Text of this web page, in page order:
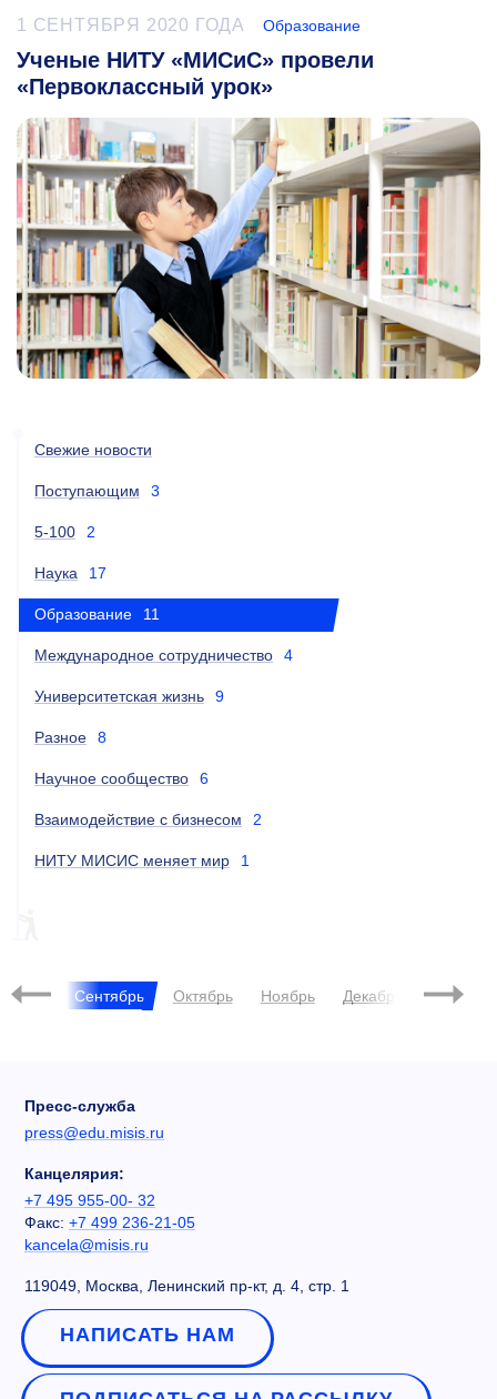
1 СЕНТЯБРЯ 2020 ГОДА Образование
Ученые НИТУ «МИСиС» провели
«Первоклассный урок»
Свежие новости
Поступающим 3
5-100 2
Наука 17
Образование 11
Международное сотрудничество 4
Университетская жизнь 9
Разное 8
Научное сообщество 6
Взаимодействие с бизнесом 2
НИТУ МИСИС меняет мир 1
Август Сентябрь Октябрь Ноябрь Декабрь
Пресс-служба
press@edu.misis.ru
Канцелярия:
+7 495 955-00- 32
Факс: +7 499 236-21-05
kancela@misis.ru
119049, Москва, Ленинский пр-кт, д. 4, стр. 1
НАПИСАТЬ НАМ